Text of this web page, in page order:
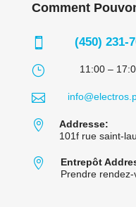
Comment
 (450) 231-
} 11:00 –


Addresse:
101f rue saint-

Entrepôt
Prendre rendez-